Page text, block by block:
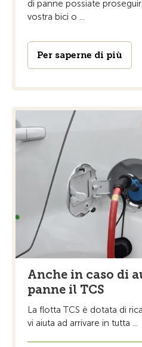
di panne possiate
vostra bici o ...
Per saperne di più
Anche in caso di
panne il TCS
La flotta TCS è dotata di
vi aiuta ad arrivare in tutta ...